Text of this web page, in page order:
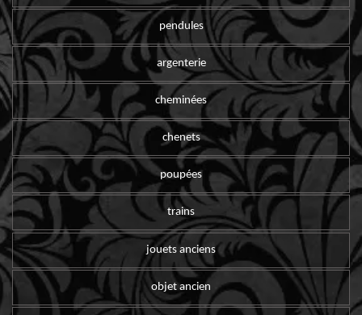
pendules
argenterie
cheminées
chenets
poupées
trains
jouets anciens
objet ancien